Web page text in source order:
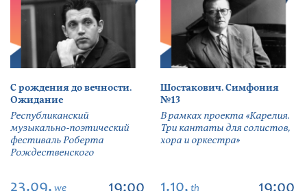
С рождения до вечности.
Ожидание
Республиканский
музыкально-поэтический
фестиваль Роберта
Рождественского
Шостакович. Симфония
№13
В рамках проекта «Карелия.
Три кантаты для солистов,
хора и оркестра»
23.09, we 1.10, th